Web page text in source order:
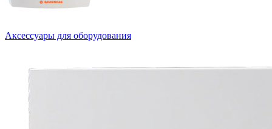
Аксессуары для оборудования